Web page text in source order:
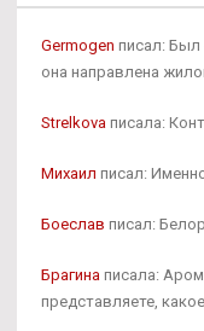
Germogen писал: Был
она направлена
Strelkova писала:
Михаил писал:
Боеслав писал:
Брагина писала:
представляете,